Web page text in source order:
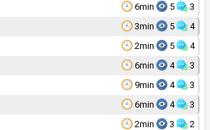
6min
5 3
3min
5 4
2min
5 4
6min
4 3
9min
4 3
6min
4 3
2min
3 2